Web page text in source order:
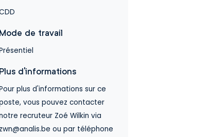
Mode de travail
Plus d'informations
plus d'informations sur ce
vous pouvez contacter
recruteur Zoé Wilkin via
zwn@analis.be ou par téléphone